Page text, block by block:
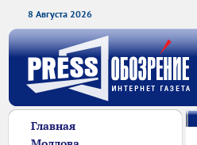
8 Августа 2026
Главная